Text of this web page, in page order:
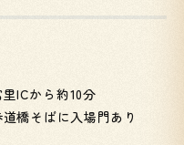
ICから約10分
橋そばに入場門あり